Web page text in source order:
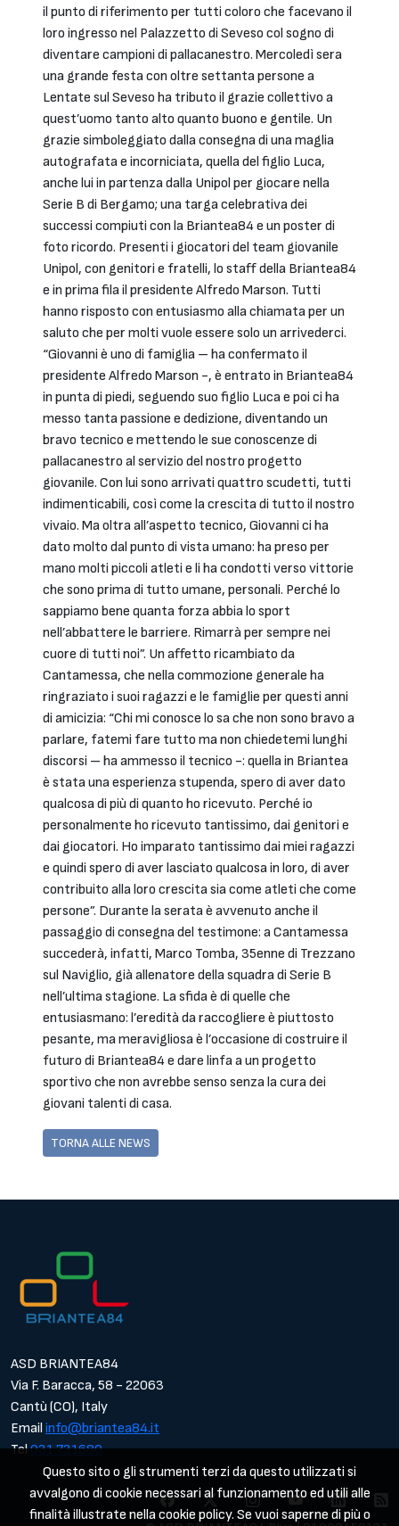
il punto di riferimento per tutti coloro che facevano il
loro ingresso nel Palazzetto di Seveso col sogno di
diventare campioni di pallacanestro. Mercoledì sera
una grande festa con oltre settanta persone a
Lentate sul Seveso ha tributo il grazie collettivo a
quest’uomo tanto alto quanto buono e gentile. Un
grazie simboleggiato dalla consegna di una maglia
autografata e incorniciata, quella del figlio Luca,
anche lui in partenza dalla Unipol per giocare nella
Serie B di Bergamo; una targa celebrativa dei
successi compiuti con la Briantea84 e un poster di
foto ricordo. Presenti i giocatori del team giovanile
Unipol, con genitori e fratelli, lo staff della Briantea84
e in prima fila il presidente Alfredo Marson. Tutti
hanno risposto con entusiasmo alla chiamata per un
saluto che per molti vuole essere solo un arrivederci.
“Giovanni è uno di famiglia – ha confermato il
presidente Alfredo Marson -, è entrato in Briantea84
in punta di piedi, seguendo suo figlio Luca e poi ci ha
messo tanta passione e dedizione, diventando un
bravo tecnico e mettendo le sue conoscenze di
pallacanestro al servizio del nostro progetto
giovanile. Con lui sono arrivati quattro scudetti, tutti
indimenticabili, così come la crescita di tutto il nostro
vivaio. Ma oltra all’aspetto tecnico, Giovanni ci ha
dato molto dal punto di vista umano: ha preso per
mano molti piccoli atleti e li ha condotti verso vittorie
che sono prima di tutto umane, personali. Perché lo
sappiamo bene quanta forza abbia lo sport
nell’abbattere le barriere. Rimarrà per sempre nei
cuore di tutti noi”. Un affetto ricambiato da
Cantamessa, che nella commozione generale ha
ringraziato i suoi ragazzi e le famiglie per questi anni
di amicizia: “Chi mi conosce lo sa che non sono bravo a
parlare, fatemi fare tutto ma non chiedetemi lunghi
discorsi – ha ammesso il tecnico -: quella in Briantea
è stata una esperienza stupenda, spero di aver dato
qualcosa di più di quanto ho ricevuto. Perché io
personalmente ho ricevuto tantissimo, dai genitori e
dai giocatori. Ho imparato tantissimo dai miei ragazzi
e quindi spero di aver lasciato qualcosa in loro, di aver
contribuito alla loro crescita sia come atleti che come
persone”. Durante la serata è avvenuto anche il
passaggio di consegna del testimone: a Cantamessa
succederà, infatti, Marco Tomba, 35enne di Trezzano
sul Naviglio, già allenatore della squadra di Serie B
nell’ultima stagione. La sfida è di quelle che
entusiasmano: l’eredità da raccogliere è piuttosto
pesante, ma meravigliosa è l’occasione di costruire il
futuro di Briantea84 e dare linfa a un progetto
sportivo che non avrebbe senso senza la cura dei
giovani talenti di casa.
TORNA ALLE NEWS
ASD BRIANTEA84
Via F. Baracca, 58 - 22063
Cantù (CO), Italy
Email info@briantea84.it
Tel031.731680
Questo sito o gli strumenti terzi da questo utilizzati si
avvalgono di cookie necessari al funzionamento ed utili alle
finalità illustrate nella cookie policy. Se vuoi saperne di più o